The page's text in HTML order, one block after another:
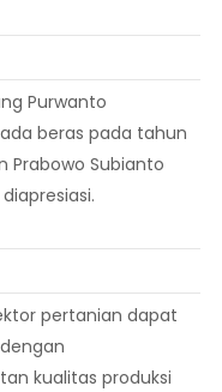
Purwanto
beras pada tahun
Prabowo Subianto
pertanian dapat
kualitas produksi